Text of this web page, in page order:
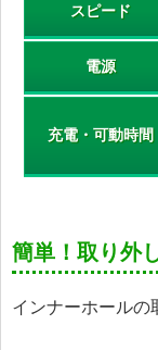
スピード
電源
充電・可動時間
簡単！取り外
インナーホールの